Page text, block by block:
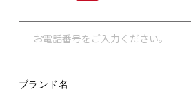
ブランド名